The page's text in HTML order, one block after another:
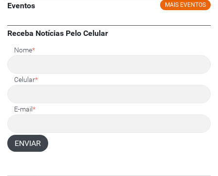
MAIS EVENTOS
Eventos
Receba Notícias Pelo Celular
Nome*
Celular*
E-mail *
ENVIAR